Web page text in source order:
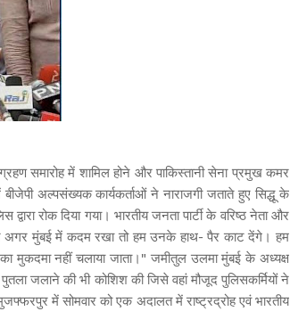
समारोह में शामिल होने और पाकिस्तानी सेना प्रमुख कमर
अल्पसंख्यक कार्यकर्ताओं ने नाराजगी जताते हुए सिद्धू के
रोक दिया गया। भारतीय जनता पार्टी के वरिष्ठ नेता और
मुंबई में कदम रखा तो हम उनके हाथ- पैर काट देंगे। हम
नहीं चलाया जाता।" जमीतुल उलमा मुंबई के अध्यक्ष
जलाने की भी कोशिश की जिसे वहां मौजूद पुलिसकर्मियों ने
में सोमवार को एक अदालत में राष्ट्रद्रोह एवं भारतीय